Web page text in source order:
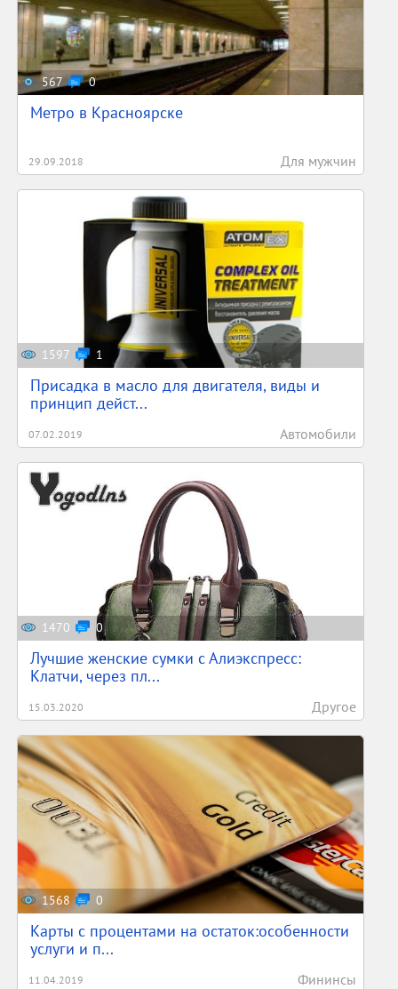
567 0
Метро в Красноярске
29.09.2018 Для мужчин
1597 1
Присадка в масло для двигателя, виды и
принцип дейст...
07.02.2019 Автомобили
1470 0
Лучшие женские сумки с Алиэкспресс:
Клатчи, через пл...
15.03.2020 Другое
1568 0
Карты с процентами на остаток:особенности
услуги и п...
11.04.2019 Фининсы